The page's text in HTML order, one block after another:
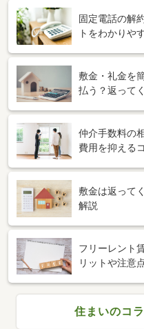
固定電話の解
トをわかりや
敷金・礼金を
払う？返って
仲介手数料の
費用を抑える
敷金は返って
解説
フリーレント
リットや注意
住まいのコ